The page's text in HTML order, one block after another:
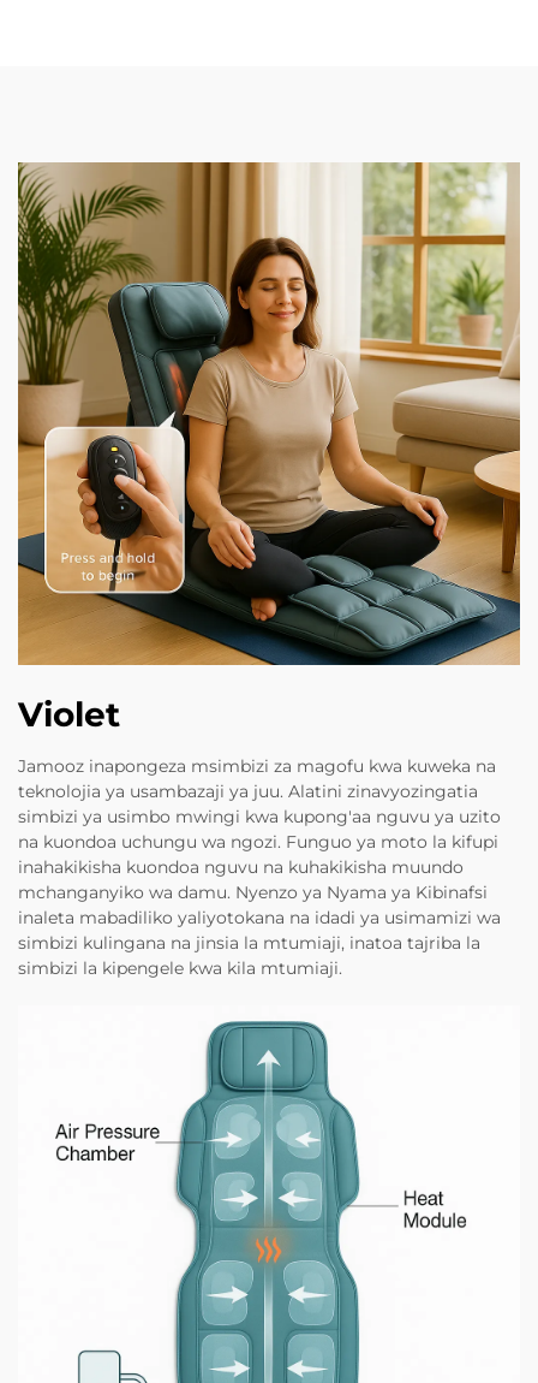
Violet
Jamooz inapongeza msimbizi za magofu kwa kuweka na
teknolojia ya usambazaji ya juu. Alatini zinavyozingatia
simbizi ya usimbo mwingi kwa kupong'aa nguvu ya uzito
na kuondoa uchungu wa ngozi. Funguo ya moto la kifupi
inahakikisha kuondoa nguvu na kuhakikisha muundo
mchanganyiko wa damu. Nyenzo ya Nyama ya Kibinafsi
inaleta mabadiliko yaliyotokana na idadi ya usimamizi wa
simbizi kulingana na jinsia la mtumiaji, inatoa tajriba la
simbizi la kipengele kwa kila mtumiaji.